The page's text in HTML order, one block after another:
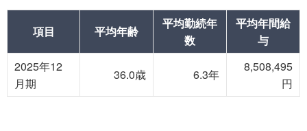
項目 平均年齢
平均勤続年
数
平均年間給
与
2025年12
月期
36.0歳 6.3年
8,508,495
円